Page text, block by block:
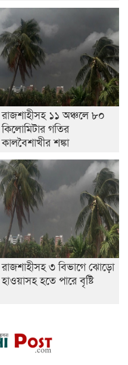
রাজশাহীসহ ১১ অঞ্চলে ৮০
কিলোমিটার গতির
কালবৈশাখীর শঙ্কা
রাজশাহীসহ ৩ বিভাগে ঝোড়ো
হাওয়াসহ হতে পারে বৃষ্টি